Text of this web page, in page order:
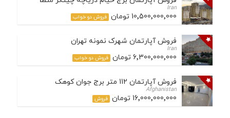
Iran
10٬500٬000٬000 تومان فروش دو خواب
فروش آپارتمان شهرک نمونه تهران
Iran
6٬300٬000٬000 تومان فروش دو خواب
فروش آپارتمان 112 متر برج جوان کوهک
Afghanistan
16٬000٬000٬000 تومان فروش